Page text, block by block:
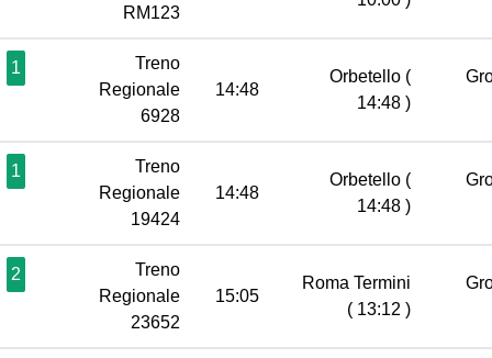
RM123
1
Treno
Regionale
6928
14:48
Orbetello (
14:48 )
1
Treno
Regionale
19424
14:48
Orbetello (
14:48 )
2
Treno
Regionale
23652
15:05
Roma Termini
( 13:12 )